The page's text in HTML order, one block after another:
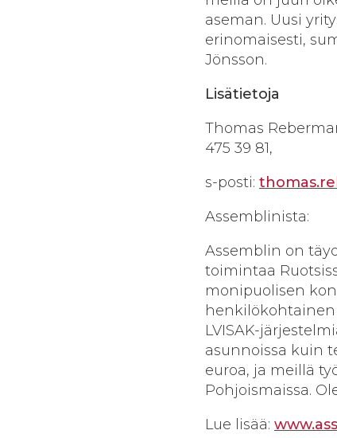
aseman. Uusi
erinomaisesti,
Jönsson.
Lisätietoja
Thomas
475 39 81,
s-posti:
Assemblinista:
Assemblin on
toimintaa
monipuolisen
LVISAK-
asunnoissa kuin
euroa, ja meillä
Pohjoismaissa.
Lue lisää: